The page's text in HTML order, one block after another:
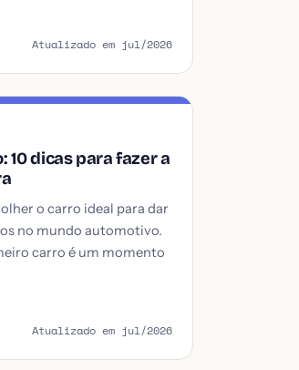
Atualizado em jul/2026
10 dicas para fazer a
o carro ideal para dar
no mundo automotivo.
carro é um momento
Atualizado em jul/2026